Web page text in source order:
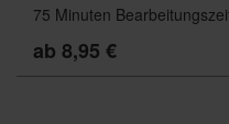
75 Minuten
ab 8,95 €